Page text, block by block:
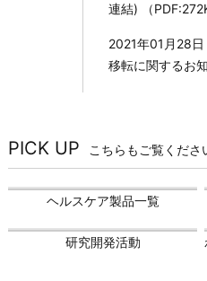
連結) （
2021年01月28日
移転に関するお
PICK UP こちらもご覧くださ
ヘルスケア製品一覧
研究開発活動